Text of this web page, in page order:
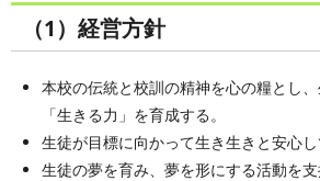
（1）経営方針
本校の伝統と校訓の精神を心の糧とし
「生きる力」を育成する。
生徒が目標に向かって生き生きと安心し
生徒の夢を育み、夢を形にする活動を支